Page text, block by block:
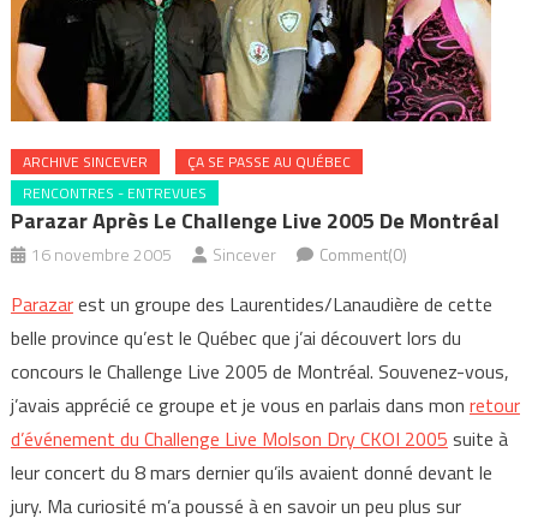
ARCHIVE SINCEVER
ÇA SE PASSE AU QUÉBEC
RENCONTRES - ENTREVUES
Parazar Après Le Challenge Live 2005 De Montréal
16 novembre 2005 Sincever Comment(0)
Parazarest un groupe des Laurentides/Lanaudière de cette
belle province qu’est le Québec que j’ai découvert lors du
concours le Challenge Live 2005 de Montréal. Souvenez-vous,
j’avais apprécié ce groupe et je vous en parlais dans mon retour
d’événement du Challenge Live Molson Dry CKOI 2005 suite à
leur concert du 8 mars dernier qu’ils avaient donné devant le
jury. Ma curiosité m’a poussé à en savoir un peu plus sur